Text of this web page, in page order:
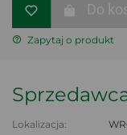
Do
Zapytaj o produkt
Lokalizacja: